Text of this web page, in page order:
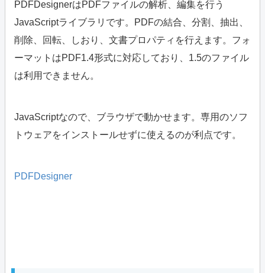
PDFDesignerはPDFファイルの解析、編集を行う
JavaScriptライブラリです。PDFの結合、分割、抽出、
削除、回転、しおり、文書プロパティを行えます。フォ
ーマットはPDF1.4形式に対応しており、1.5のファイル
は利用できません。
JavaScriptなので、ブラウザで動かせます。専用のソフ
トウェアをインストールせずに使えるのが利点です。
PDFDesigner